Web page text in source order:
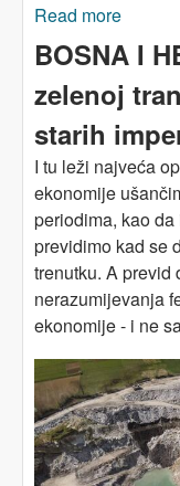
Read more
naši
BOSNA I
zelenoj
starih
I tu leži najveća
ekonomije
periodima, kao
previdimo kad se
trenutku. A previd
nerazumijevanja
ekonomije - i ne